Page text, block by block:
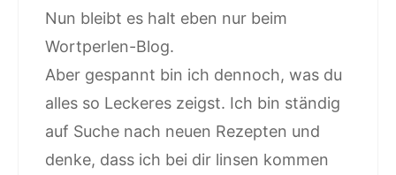
Nun bleibt es halt eben nur beim
Wortperlen-Blog.
Aber gespannt bin ich dennoch, was du
alles so Leckeres zeigst. Ich bin ständig
auf Suche nach neuen Rezepten und
denke, dass ich bei dir linsen kommen